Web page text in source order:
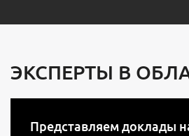
ЭКСПЕРТЫ В
Представляем доклады